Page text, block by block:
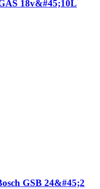
18v&#45;10L
GSB 24&#45;2